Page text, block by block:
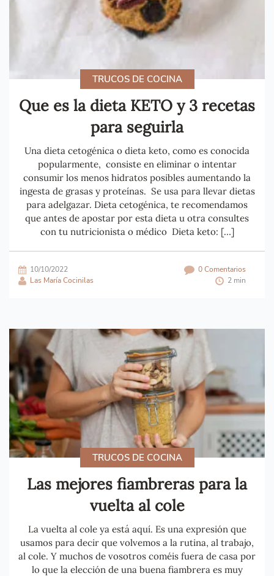
TRUCOS DE COCINA
Que es la dieta KETO y 3 recetas
para seguirla
Una dieta cetogénica o dieta keto, como es conocida
popularmente, consiste en eliminar o intentar
consumir los menos hidratos posibles aumentando la
ingesta de grasas y proteínas. Se usa para llevar dietas
para adelgazar. Dieta cetogénica, te recomendamos
que antes de apostar por esta dieta u otra consultes
con tu nutricionista o médico Dieta keto: […]
10/10/2022
0 Comentarios
Las María Cocinilas
2 min
TRUCOS DE COCINA
Las mejores fiambreras para la
vuelta al cole
La vuelta al cole ya está aquí. Es una expresión que
usamos para decir que volvemos a la rutina, al trabajo,
al cole. Y muchos de vosotros coméis fuera de casa por
lo que la elección de una buena fiambrera es muy